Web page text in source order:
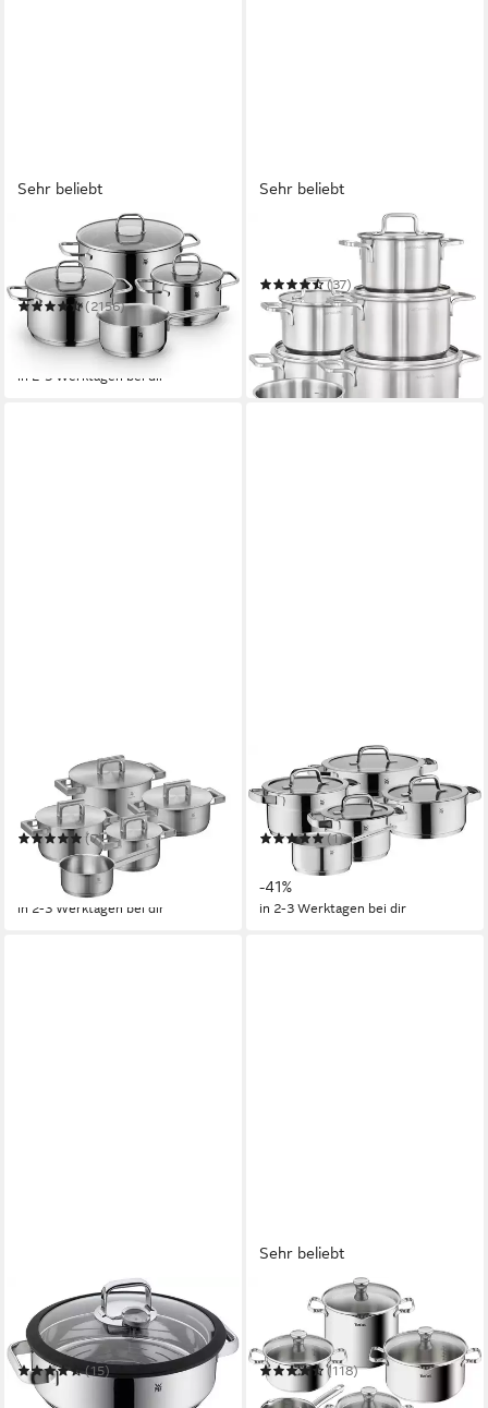
Sehr beliebt
Topf-Set Inspiration
Induktion, Kochtopf Set mit
Glasdeckel(2156)
238,40 € UVP279,00 €
-15%
in 2-3 Werktagen bei dir
Sehr beliebt
Topf-Set DAILY
(37)
99,99 € UVP329,99 €
in 2-3 Werktagen bei dir
Topf-Set Ultimate Cool+
Induktion, Kochtopf Set mit
Edelstahldeckel
(7)
418,80 € UVP579,00 €
in 2-3 Werktagen bei dir
Topf-Set Compact Cuisine,
Topfset Induktion mit
Glasdeckel, stapelbar
(1)
UVP499,00 €
-41%
in 2-3 Werktagen bei dir
Dampfgartopf Vitalis, Bräter
Induktion mit Glasdeckel und
Silikonrand(15)
ab 104,58 € 199,99 €
Sehr beliebt
Topf-Set Duetto Induktion,
robust und hochwertig,
Induktions Töpfe Set
(118)
109,99 € UVP194,99 €